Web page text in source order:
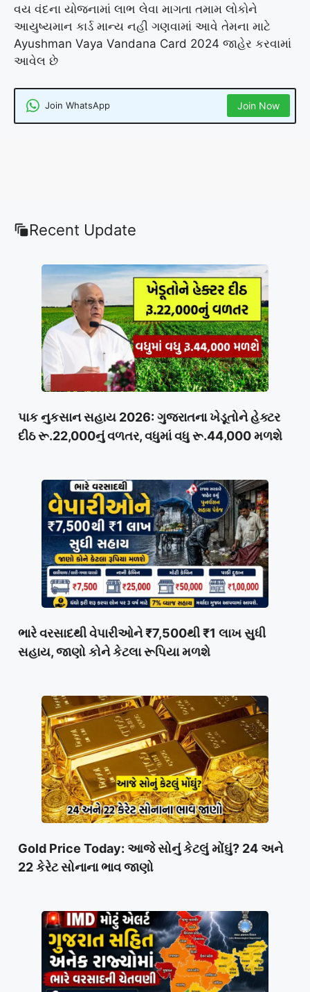
વય વંદના યોજનામાં લાભ લેવા માગતા તમામ લોકોને
આયુષ્યમાન કાર્ડ માન્ય નહી ગણવામાં આવે તેમના માટે
Ayushman Vaya Vandana Card 2024 જાહેર કરવામાં
આવેલ છે
Join WhatsApp Join Now
Recent Update
પાક નુકસાન સહાય 2026: ગુજરાતના ખેડૂતોને હેક્ટર
દીઠ રૂ.22,000નું વળતર, વધુમાં વધુ રૂ.44,000 મળશે
ભારે વરસાદથી વેપારીઓને ₹7,500થી ₹1 લાખ સુધી
સહાય, જાણો કોને કેટલા રૂપિયા મળશે
Gold Price Today: આજે સોનું કેટલું મોંઘું? 24 અને
22 કેરેટ સોનાના ભાવ જાણો